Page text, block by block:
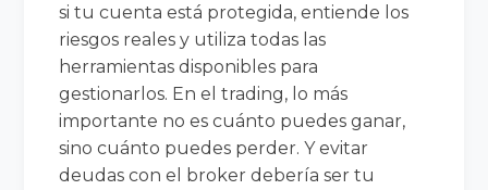
si tu cuenta está protegida, entiende los
riesgos reales y utiliza todas las
herramientas disponibles para
gestionarlos. En el trading, lo más
importante no es cuánto puedes ganar,
sino cuánto puedes perder. Y evitar
deudas con el broker debería ser tu